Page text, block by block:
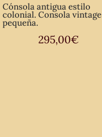
Cónsola antigua estilo
colonial. Consola vintage
pequeña.
295,00€